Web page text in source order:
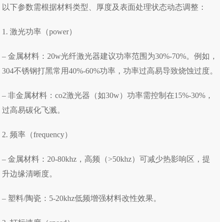
以下参数需根据材料类型、厚度及表面处理状态动态调整：
1. 激光功率（power）
– 金属材料：20w光纤激光器建议功率范围为30%-70%。例如，
304不锈钢打黑常用40%-60%功率，功率过高易导致烧蚀过度。
– 非金属材料：co2激光器（如30w）功率需控制在15%-30%，
过高易碳化飞溅。
2. 频率（frequency）
– 金属材料：20-80khz，高频（>50khz）可减少热影响区，提
升边缘清晰度。
– 塑料/陶瓷：5-20khz低频增强材料改性效果。